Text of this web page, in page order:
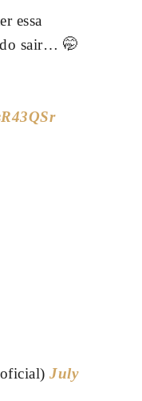
essa
sair… 🤭
July